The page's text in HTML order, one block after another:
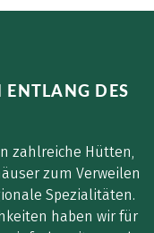
DES
zahlreiche Hütten,
zum Verweilen
Spezialitäten.
haben wir für